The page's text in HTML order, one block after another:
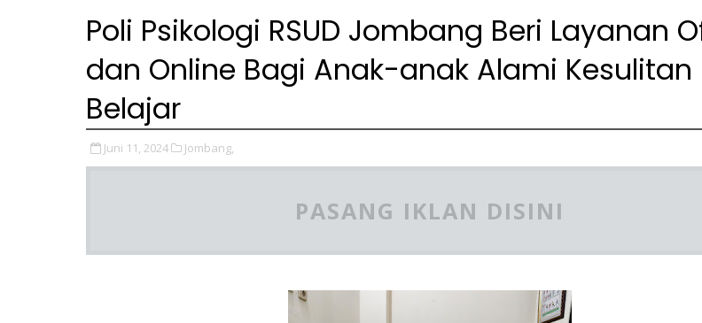
Poli Psikologi RSUD Jombang Beri Layanan
dan Online Bagi Anak-anak Alami Kesulitan
Belajar
Juni 11, 2024 Jombang,
PASANG IKLAN DISINI